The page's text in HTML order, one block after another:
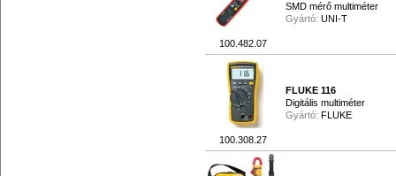
100.482.07
SMD mérő multiméter
Gyártó: UNI-T
100.308.27
FLUKE 116
Digitális multiméter
Gyártó: FLUKE